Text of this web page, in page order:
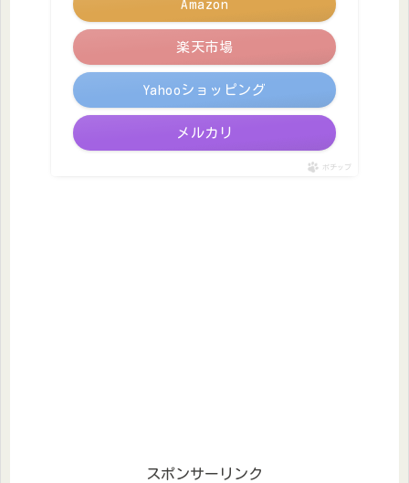
Amazon
楽天市場
Yahooショッピング
メルカリ
ポチップ
スポンサーリンク